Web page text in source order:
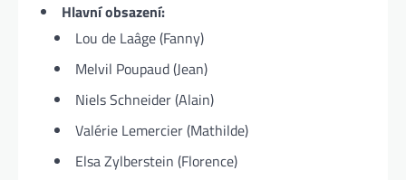
Hlavní obsazení:
Lou de Laâge (Fanny)
Melvil Poupaud (Jean)
Niels Schneider (Alain)
Valérie Lemercier (Mathilde)
Elsa Zylberstein (Florence)